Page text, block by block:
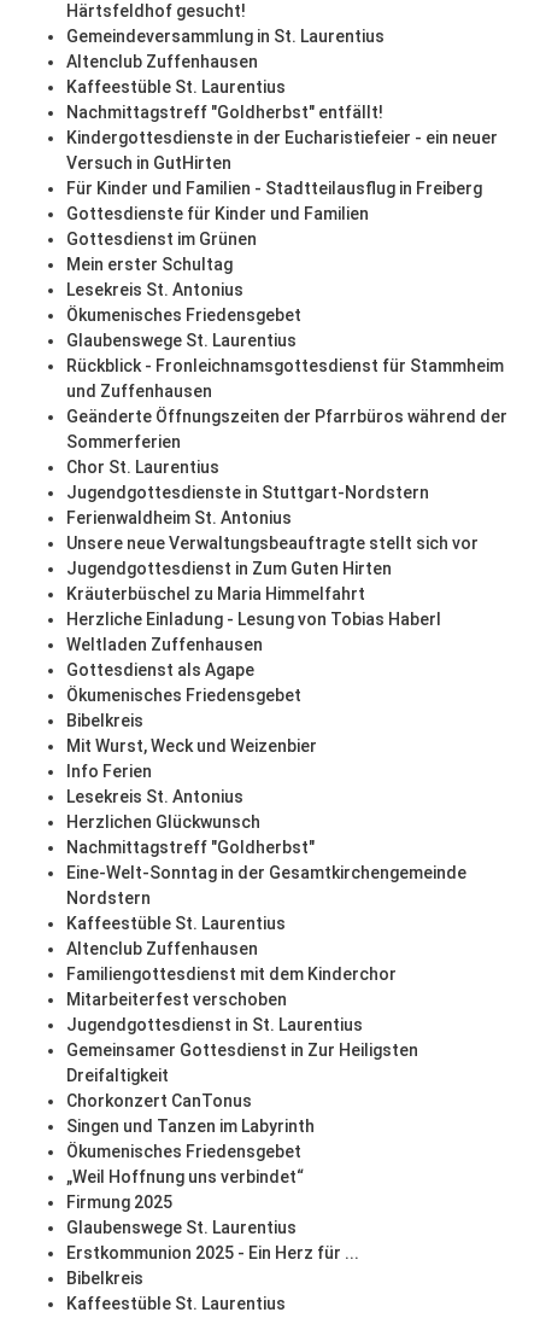
Härtsfeldhof gesucht!
Gemeindeversammlung in St. Laurentius
Altenclub Zuffenhausen
Kaffeestüble St. Laurentius
Nachmittagstreff "Goldherbst" entfällt!
Kindergottesdienste in der Eucharistiefeier - ein neuer
Versuch in GutHirten
Für Kinder und Familien - Stadtteilausflug in Freiberg
Gottesdienste für Kinder und Familien
Gottesdienst im Grünen
Mein erster Schultag
Lesekreis St. Antonius
Ökumenisches Friedensgebet
Glaubenswege St. Laurentius
Rückblick - Fronleichnamsgottesdienst für Stammheim
und Zuffenhausen
Geänderte Öffnungszeiten der Pfarrbüros während der
Sommerferien
Chor St. Laurentius
Jugendgottesdienste in Stuttgart-Nordstern
Ferienwaldheim St. Antonius
Unsere neue Verwaltungsbeauftragte stellt sich vor
Jugendgottesdienst in Zum Guten Hirten
Kräuterbüschel zu Maria Himmelfahrt
Herzliche Einladung - Lesung von Tobias Haberl
Weltladen Zuffenhausen
Gottesdienst als Agape
Ökumenisches Friedensgebet
Bibelkreis
Mit Wurst, Weck und Weizenbier
Info Ferien
Lesekreis St. Antonius
Herzlichen Glückwunsch
Nachmittagstreff "Goldherbst"
Eine-Welt-Sonntag in der Gesamtkirchengemeinde
Nordstern
Kaffeestüble St. Laurentius
Altenclub Zuffenhausen
Familiengottesdienst mit dem Kinderchor
Mitarbeiterfest verschoben
Jugendgottesdienst in St. Laurentius
Gemeinsamer Gottesdienst in Zur Heiligsten
Dreifaltigkeit
Chorkonzert CanTonus
Singen und Tanzen im Labyrinth
Ökumenisches Friedensgebet
„Weil Hoffnung uns verbindet“
Firmung 2025
Glaubenswege St. Laurentius
Erstkommunion 2025 - Ein Herz für ...
Bibelkreis
Kaffeestüble St. Laurentius